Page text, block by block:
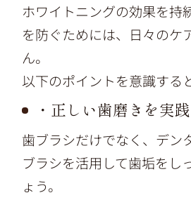
ホワイトニングの効果を持
を防ぐためには、日々のケ
ん。
以下のポイントを意識する
・正しい歯磨きを実
歯ブラシだけでなく、デン
ブラシを活用して歯垢をし
ょう。